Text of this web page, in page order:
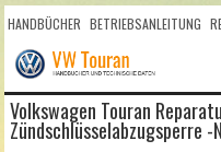
HANDBÜCHER BETRIEBSANLEITUNG
SUCHLAUF
Volkswagen Touran
Zündschlüsselabzugsperre